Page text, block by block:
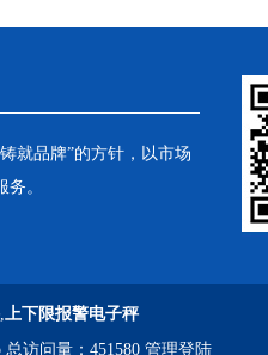
就品牌”的方针，以市场
。
,上下限报警电子秤
总访问量：451580 管理登陆